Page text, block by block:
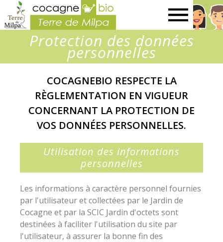
de
Protection des données
personnelles
COCAGNEBIO RESPECTE LA
RÈGLEMENTATION EN VIGUEUR
CONCERNANT LA PROTECTION DE
VOS DONNÉES PERSONNELLES.
Utilisation des informations
personnelles
Les informations à caractère personnel fournies
par l'utilisateur et collectées par le Jardin de
Cocagne et par la SCIC Jardin d'octets sont
destinées à faciliter l'utilisation du site par
l'utilisateur, à assurer la bonne fin des